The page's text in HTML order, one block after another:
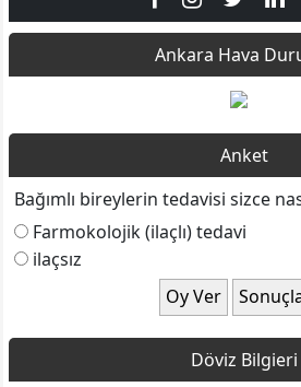
Ankara Hava
Anket
Bağımlı bireylerin tedavisi sizce
Farmokolojik (ilaçlı) tedavi
ilaçsız
Döviz Bilgieri